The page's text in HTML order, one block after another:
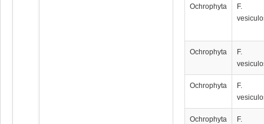
Ochrophyta
F.
Ochrophyta
F.
Ochrophyta
F.
Ochrophyta
F.